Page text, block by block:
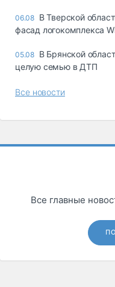
06.08 В Тверской
фасад логокомплекса
05.08 В Брянской
целую семью в ДТП
Все новости
Все главные